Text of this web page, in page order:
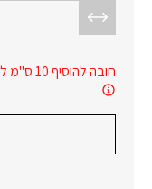
חובה להוסיף 10 ס"מ לגובה ולרוחב מהמידה המקורית של הקיר!